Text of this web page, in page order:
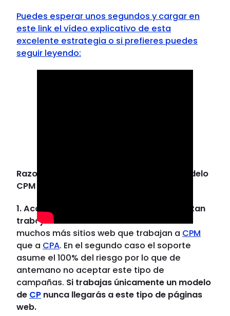
Puedes esperar unos segundos y cargar en
este link el vídeo explicativo de esta
excelente estrategia o si prefieres puedes
seguir leyendo:
Razones para crear una campaña de modelo
CPM
1. Acceso a nuevos soportes que no aceptan
trabajar un modelo de CPL o CPV:Existen
muchos más sitios web que trabajan a CPM
que a CPA. En el segundo caso el soporte
asume el 100% del riesgo por lo que de
antemano no aceptar este tipo de
campañas. Si trabajas únicamente un modelo
de CP nunca llegarás a este tipo de páginas
web.